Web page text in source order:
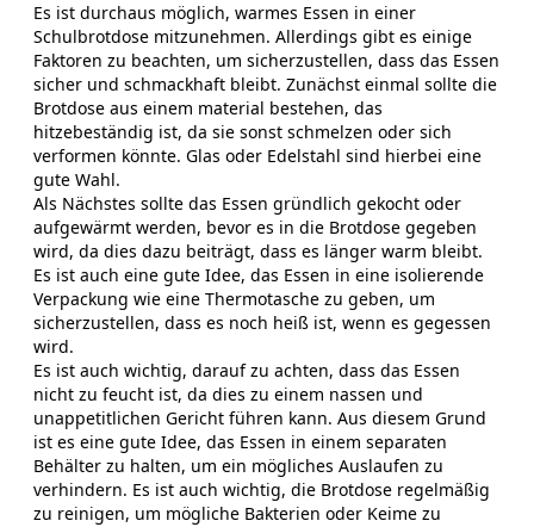
Es ist durchaus möglich, warmes Essen in einer
Schulbrotdose mitzunehmen. Allerdings gibt es einige
Faktoren zu beachten, um sicherzustellen, dass das Essen
sicher und schmackhaft bleibt. Zunächst einmal sollte die
Brotdose aus einem material bestehen, das
hitzebeständig ist, da sie sonst schmelzen oder sich
verformen könnte. Glas oder Edelstahl sind hierbei eine
gute Wahl.
Als Nächstes sollte das Essen gründlich gekocht oder
aufgewärmt werden, bevor es in die Brotdose gegeben
wird, da dies dazu beiträgt, dass es länger warm bleibt.
Es ist auch eine gute Idee, das Essen in eine isolierende
Verpackung wie eine Thermotasche zu geben, um
sicherzustellen, dass es noch heiß ist, wenn es gegessen
wird.
Es ist auch wichtig, darauf zu achten, dass das Essen
nicht zu feucht ist, da dies zu einem nassen und
unappetitlichen Gericht führen kann. Aus diesem Grund
ist es eine gute Idee, das Essen in einem separaten
Behälter zu halten, um ein mögliches Auslaufen zu
verhindern. Es ist auch wichtig, die Brotdose regelmäßig
zu reinigen, um mögliche Bakterien oder Keime zu